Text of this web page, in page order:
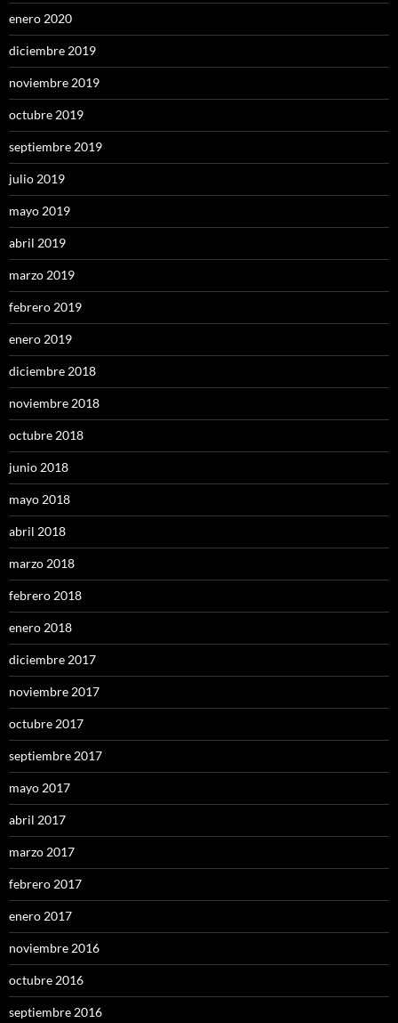
enero 2020
diciembre 2019
noviembre 2019
octubre 2019
septiembre 2019
julio 2019
mayo 2019
abril 2019
marzo 2019
febrero 2019
enero 2019
diciembre 2018
noviembre 2018
octubre 2018
junio 2018
mayo 2018
abril 2018
marzo 2018
febrero 2018
enero 2018
diciembre 2017
noviembre 2017
octubre 2017
septiembre 2017
mayo 2017
abril 2017
marzo 2017
febrero 2017
enero 2017
noviembre 2016
octubre 2016
septiembre 2016